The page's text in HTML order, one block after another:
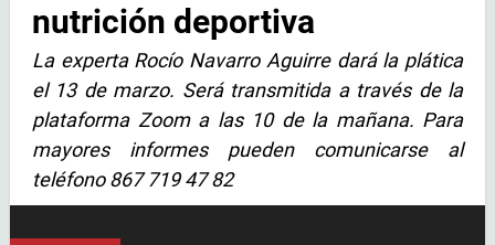
nutrición deportiva
La experta Rocío Navarro Aguirre dará la plática
el 13 de marzo. Será transmitida a través de la
plataforma Zoom a las 10 de la mañana. Para
mayores informes pueden comunicarse al
teléfono 867 719 47 82